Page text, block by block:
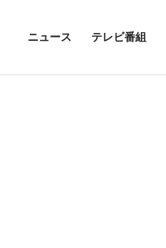
ニュース テレビ番組